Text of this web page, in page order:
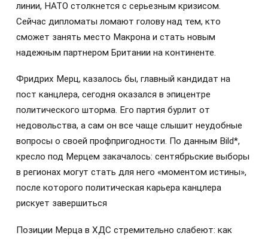
линии, НАТО столкнется с серьезным кризисом.
Сейчас дипломаты ломают голову над тем, кто
сможет занять место Макрона и стать новым
надежным партнером Британии на континенте.
Фридрих Мерц, казалось бы, главный кандидат на
пост канцлера, сегодня оказался в эпицентре
политического шторма. Его партия бурлит от
недовольства, а сам он все чаще слышит неудобные
вопросы о своей профпригодности. По данным Bild*,
кресло под Мерцем закачалось: сентябрьские выборы
в регионах могут стать для него «моментом истины»,
после которого политическая карьера канцлера
рискует завершиться
Позиции Мерца в ХДС стремительно слабеют: как